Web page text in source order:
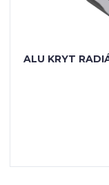
ALU KRYT